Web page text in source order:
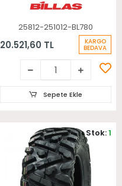
25812-251012-BL780
20.521,60 TL KARGO
BEDAVA
Sepete Ekle
Stok:1